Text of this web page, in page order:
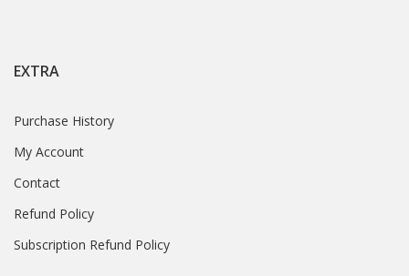
EXTRA
Purchase History
My Account
Contact
Refund Policy
Subscription Refund Policy